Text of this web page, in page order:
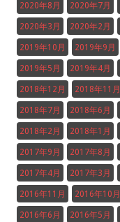
2020年8月 2020年7月
2020年3月 2020年2月
2019年10月 2019年9月
2019年5月 2019年4月
2018年12月 2018年11月
2018年7月 2018年6月
2018年2月 2018年1月
2017年9月 2017年8月
2017年4月 2017年3月
2016年11月 2016年10月
2016年6月 2016年5月